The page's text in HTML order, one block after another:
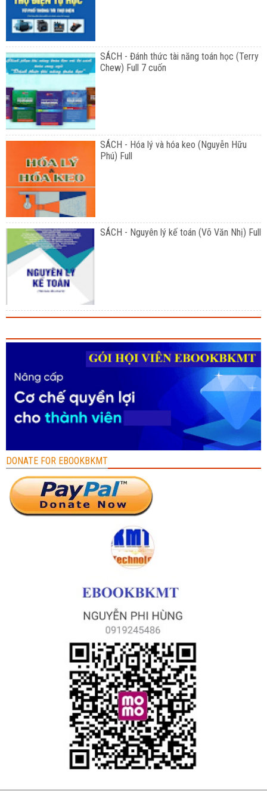
SÁCH - Đánh thức tài năng toán học (Terry
Chew) Full 7 cuốn
SÁCH - Hóa lý và hóa keo (Nguyễn Hữu
Phú) Full
SÁCH - Nguyên lý kế toán (Võ Văn Nhị) Full
DONATE FOR EBOOKBKMT